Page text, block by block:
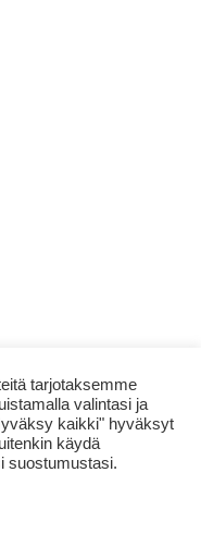
tarjotaksemme
valintasi ja
kaikki" hyväksyt
käydä
suostumustasi.